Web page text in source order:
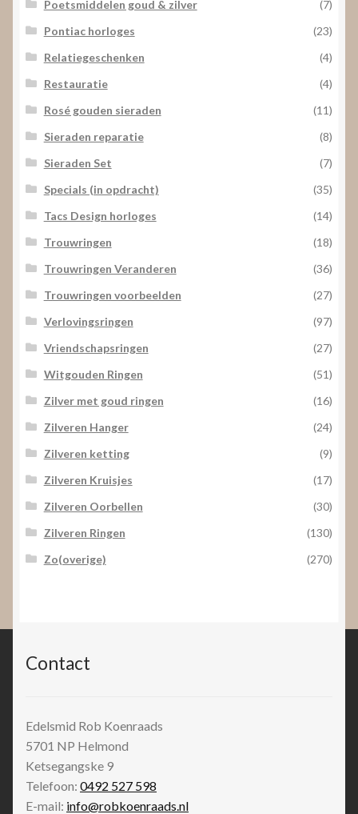
Poetsmiddelen goud & zilver
(7)
Pontiac horloges
(23)
Relatiegeschenken
(4)
Restauratie
(4)
Rosé gouden sieraden
(11)
Sieraden reparatie
(8)
Sieraden Set
(7)
Specials (in opdracht)
(35)
Tacs Design horloges
(14)
Trouwringen
(18)
Trouwringen Veranderen
(36)
Trouwringen voorbeelden
(27)
Verlovingsringen
(97)
Vriendschapsringen
(27)
Witgouden Ringen
(51)
Zilver met goud ringen
(16)
Zilveren Hanger
(24)
Zilveren ketting
(9)
Zilveren Kruisjes
(17)
Zilveren Oorbellen
(30)
Zilveren Ringen
(130)
Zo(overige)
(270)
Contact
Edelsmid Rob Koenraads
5701 NP Helmond
Ketsegangske 9
Telefoon: 0492 527 598
E-mail: info@robkoenraads.nl